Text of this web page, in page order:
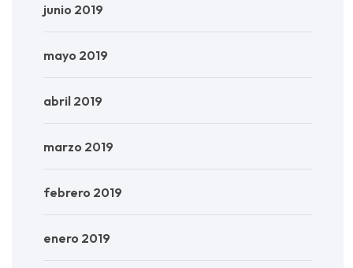
junio 2019
mayo 2019
abril 2019
marzo 2019
febrero 2019
enero 2019